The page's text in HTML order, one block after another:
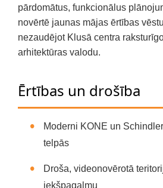
pārdomātus, funkcionālus
novērtē jaunas mājas ērtības
nezaudējot Klusā centra
arhitektūras valodu.
Ērtības un drošība
Moderni KONE un
telpās
Droša, videonovērotā
iekšpagalmu